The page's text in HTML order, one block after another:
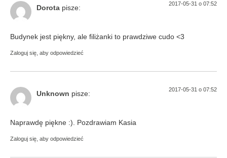
Dorota pisze: 2017-05-31 o 07:52
Budynek jest piękny, ale filiżanki to prawdziwe cudo <3
Zaloguj się, aby odpowiedzieć
Unknown pisze: 2017-05-31 o 07:52
Naprawdę piękne :). Pozdrawiam Kasia
Zaloguj się, aby odpowiedzieć